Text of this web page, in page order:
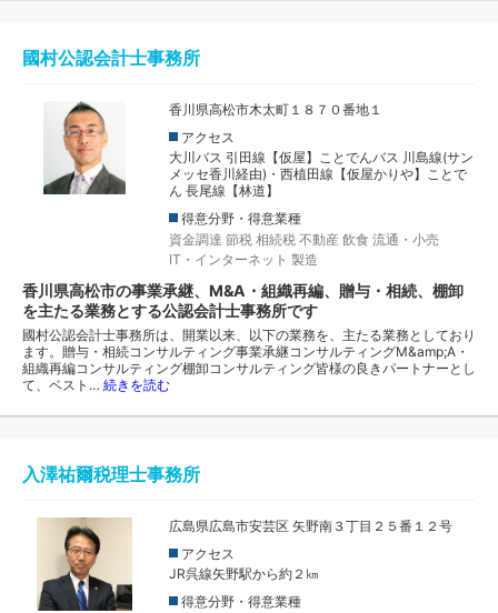
國村公認会計士事務所
香川県高松市木太町１８７０番地１
アクセス
大川バス 引田線【仮屋】ことでんバス 川島線(サン
メッセ香川経由)・西植田線【仮屋かりや】ことで
ん 長尾線【林道】
得意分野・得意業種
資金調達 節税 相続税 不動産 飲食 流通・小売
IT・インターネット 製造
香川県高松市の事業承継、M&A・組織再編、贈与・相続、棚卸
を主たる業務とする公認会計士事務所です
國村公認会計士事務所は、開業以来、以下の業務を、主たる業務としており
ます。贈与・相続コンサルティング事業承継コンサルティングM&amp;A・
組織再編コンサルティング棚卸コンサルティング皆様の良きパートナーとし
て、ベスト… 続きを読む
入澤祐爾税理士事務所
広島県広島市安芸区 矢野南３丁目２５番１２号
アクセス
JR呉線矢野駅から約２㎞
得意分野・得意業種